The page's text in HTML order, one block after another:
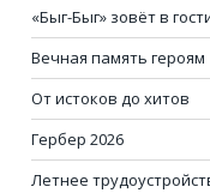
«Быг-Быг» зовёт в
Вечная память героям
От истоков до хитов
Гербер 2026
Летнее